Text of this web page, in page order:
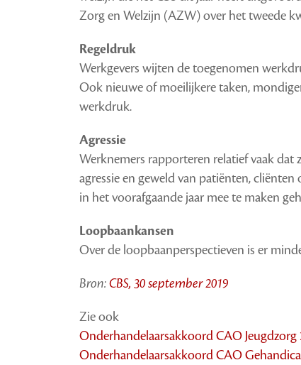
Zorg en Welzijn (AZW) over het tweede
Regeldruk
Werkgevers wijten de toegenomen
Ook nieuwe of moeilijkere taken,
werkdruk.
Agressie
Werknemers rapporteren relatief vaak
agressie en geweld van patiënten,
in het voorafgaande jaar mee te maken
Loopbaankansen
Over de loopbaanperspectieven is er
Bron:CBS, 30 september 2019
Zie ook
Onderhandelaarsakkoord CAO Jeugdzorg
Onderhandelaarsakkoord CAO